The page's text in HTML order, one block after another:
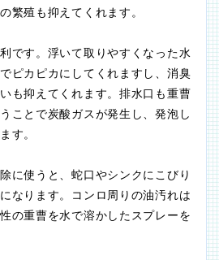
繁殖も抑えてくれます。
です。浮いて取りやすくなった水
ピカピカにしてくれますし、消臭
も抑えてくれます。排水口も重曹
ことで炭酸ガスが発生し、発泡し
す。
に使うと、蛇口やシンクにこびり
なります。コンロ周りの油汚れは
の重曹を水で溶かしたスプレーを